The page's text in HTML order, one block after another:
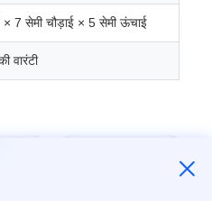
7 सेमी चौड़ाई × 5 सेमी ऊंचाई
वारंटी